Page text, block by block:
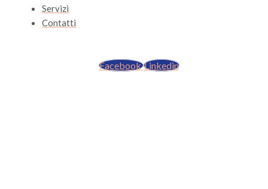
Servizi
Contatti
Facebook Linkedin